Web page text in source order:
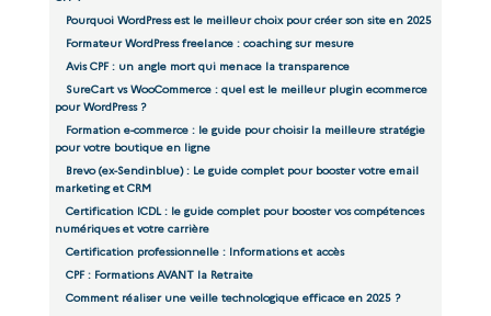
Pourquoi WordPress est le meilleur choix pour créer son site en 2025
Formateur WordPress freelance : coaching sur mesure
Avis CPF : un angle mort qui menace la transparence
SureCart vs WooCommerce : quel est le meilleur plugin ecommerce
pour WordPress ?
Formation e-commerce : le guide pour choisir la meilleure stratégie
pour votre boutique en ligne
Brevo (ex-Sendinblue) : Le guide complet pour booster votre email
marketing et CRM
Certification ICDL : le guide complet pour booster vos compétences
numériques et votre carrière
Certification professionnelle : Informations et accès
CPF : Formations AVANT la Retraite
Comment réaliser une veille technologique efficace en 2025 ?